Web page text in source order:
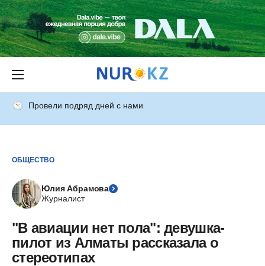
Провели подряд дней с нами
ОБЩЕСТВО
Юлия Абрамова
Журналист
"В авиации нет пола": девушка-
пилот из Алматы рассказала о
стереотипах